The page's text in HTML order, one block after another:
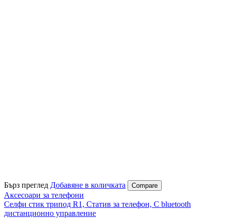
Бърз преглед Добавяне в количката Compare
Аксесоари за телефони
Селфи стик трипод R1, Статив за телефон, С bluetooth
дистанционно управление